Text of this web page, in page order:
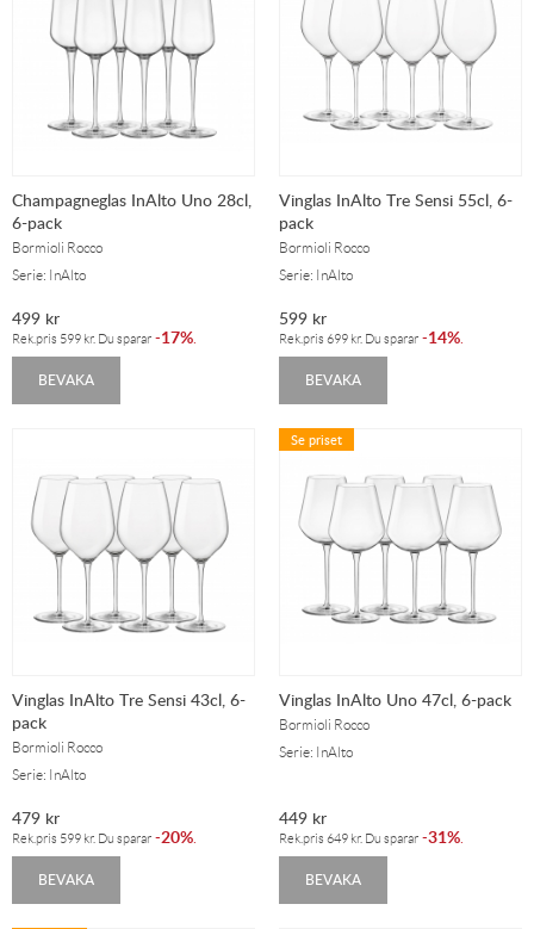
Champagneglas InAlto Uno 28cl,
6-pack
Bormioli Rocco
Serie: InAlto
499 kr
Rek.pris 599 kr. Du sparar -17%.
BEVAKA
Vinglas InAlto Tre Sensi 55cl, 6-
pack
Bormioli Rocco
Serie: InAlto
599 kr
Rek.pris 699 kr. Du sparar -14%.
BEVAKA
Vinglas InAlto Tre Sensi 43cl, 6-
pack
Bormioli Rocco
Serie: InAlto
479 kr
Rek.pris 599 kr. Du sparar -20%.
BEVAKA
Se priset
Vinglas InAlto Uno 47cl, 6-pack
Bormioli Rocco
Serie: InAlto
449 kr
Rek.pris 649 kr. Du sparar -31%.
BEVAKA